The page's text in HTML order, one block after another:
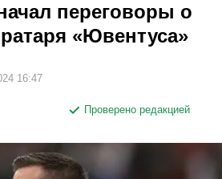
переговоры о
«Ювентуса»
16:47
Проверено редакцией